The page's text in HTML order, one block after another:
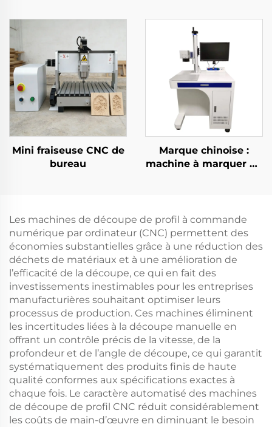
magnétique 1325,
haute vitesse
d’acrylique et de MDF
Mini fraiseuse CNC de
bureau
Marque chinoise :
machine à marquer au
W, 30 W, 50 W ;
graveur laser 3D
Les machines de découpe de profil à commande
numérique par ordinateur (CNC) permettent des
économies substantielles grâce à une réduction des
déchets de matériaux et à une amélioration de
l’efficacité de la découpe, ce qui en fait des
investissements inestimables pour les entreprises
manufacturières souhaitant optimiser leurs
processus de production. Ces machines éliminent
les incertitudes liées à la découpe manuelle en
offrant un contrôle précis de la vitesse, de la
profondeur et de l’angle de découpe, ce qui garantit
systématiquement des produits finis de haute
qualité conformes aux spécifications exactes à
chaque fois. Le caractère automatisé des machines
de découpe de profil CNC réduit considérablement
les coûts de main-d’œuvre en diminuant le besoin